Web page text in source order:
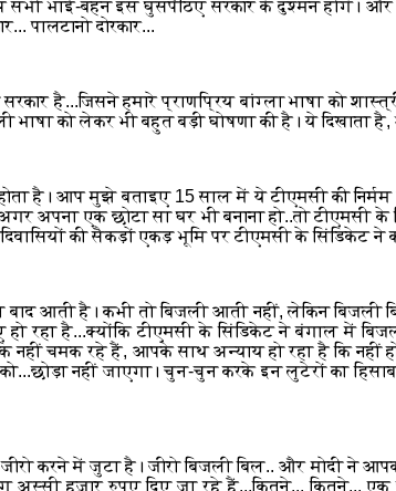
भाई-बहन इस घुसपैठिए सरकार के दुश्मन होंगे।
पालटानो दोरकार...
है...जिसने हमारे प्राणप्रिय बांग्ला भाषा को
भाषा को लेकर भी बहुत बड़ी घोषणा की है। ये दिखाता
है। आप मुझे बताइए 15 साल में ये टीएमसी की निर्मम
अपना एक छोटा सा घर भी बनाना हो..तो टीएमसी
की सैकड़ों एकड़ भूमि पर टीएमसी के सिंडिकेट ने
आती है। कभी तो बिजली आती नहीं, लेकिन
रहा है...क्योंकि टीएमसी के सिंडिकेट ने बंगाल में
चमक रहे हैं, आपके साथ अन्याय हो रहा है कि नहीं
नहीं जाएगा। चुन-चुन करके इन लुटेरों का
करने में जुटा है। जीरो बिजली बिल.. और मोदी ने
अस्सी हज़ार रुपए दिए जा रहे हैं...कितने...